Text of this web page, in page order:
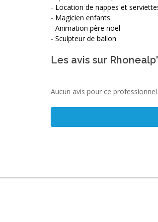
- Location de nappes et
- Magicien enfants
- Animation père noël
- Sculpteur de ballon
Les avis sur
Aucun avis pour ce